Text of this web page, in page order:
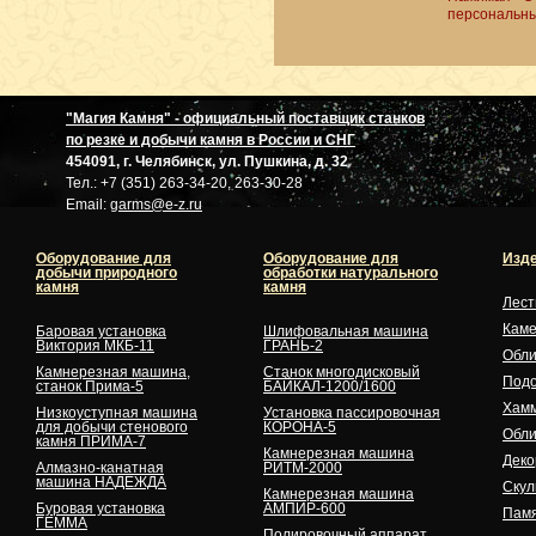
"Магия Камня" - официальный поставщик станков
по резке и добычи камня в России и СНГ
454091, г. Челябинск, ул. Пушкина, д. 32
Тел.: +7 (351) 263-34-20, 263-30-28
Email: garms@e-z.ru
Оборудование для
добычи природного
камня
Баровая установка
Виктория МКБ-11
Камнерезная машина,
станок Прима-5
Низкоуступная машина
для добычи стенового
камня ПРИМА-7
Алмазно-канатная
машина НАДЕЖДА
Буровая установка
ГЕММА
Оборудование для
обработки натурального
камня
Шлифовальная машина
ГРАНЬ-2
Станок многодисковый
БАЙКАЛ-1200/1600
Установка пассировочная
КОРОНА-5
Камнерезная машина
РИТМ-2000
Камнерезная машина
АМПИР-600